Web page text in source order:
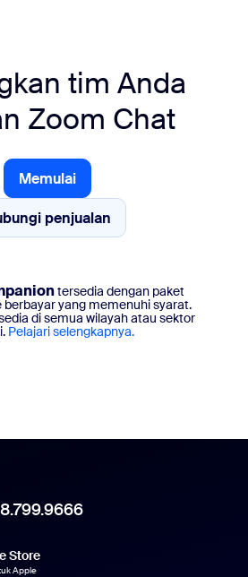
tim Anda
Zoom Chat
Memulai
penjualan
penjualan
tersedia dengan paket
yang memenuhi syarat.
di semua wilayah atau sektor
Pelajari selengkapnya.
Store
Apple